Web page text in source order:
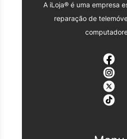
A iLoja® é uma empresa
reparação de